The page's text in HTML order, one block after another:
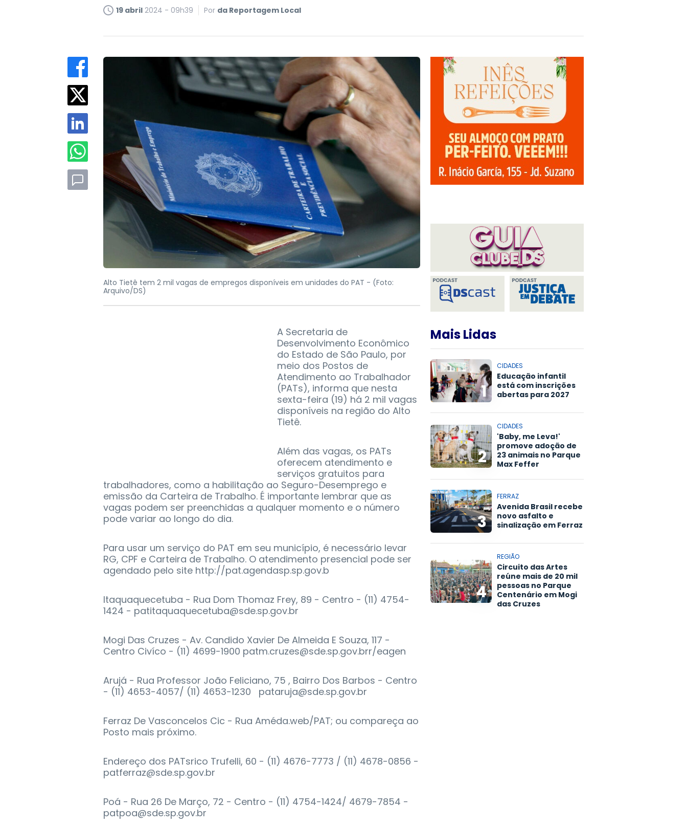
19 abril 2024 - 09h39 Por da Reportagem Local
Alto Tietê tem 2 mil vagas de empregos disponíveis em unidades do PAT - (Foto:
Arquivo/DS)
A Secretaria de
Desenvolvimento Econômico
do Estado de São Paulo, por
meio dos Postos de
Atendimento ao Trabalhador
(PATs), informa que nesta
sexta-feira (19) há 2 mil vagas
disponíveis na região do Alto
Tietê.
Além das vagas, os PATs
oferecem atendimento e
serviços gratuitos para
trabalhadores, como a habilitação ao Seguro-Desemprego e
emissão da Carteira de Trabalho. É importante lembrar que as
vagas podem ser preenchidas a qualquer momento e o número
pode variar ao longo do dia.
Para usar um serviço do PAT em seu município, é necessário levar
RG, CPF e Carteira de Trabalho. O atendimento presencial pode ser
agendado pelo site http://pat.agendasp.sp.gov.b
Itaquaquecetuba - Rua Dom Thomaz Frey, 89 - Centro - (11) 4754-
1424 - patitaquaquecetuba@sde.sp.gov.br
Mogi Das Cruzes - Av. Candido Xavier De Almeida E Souza, 117 -
Centro Civíco - (11) 4699-1900 patm.cruzes@sde.sp.gov.brr/eagen
Arujá - Rua Professor João Feliciano, 75 , Bairro Dos Barbos - Centro
- (11) 4653-4057/ (11) 4653-1230 pataruja@sde.sp.gov.br
Ferraz De Vasconcelos Cic - Rua Améda.web/PAT; ou compareça ao
Posto mais próximo.
Endereço dos PATsrico Trufelli, 60 - (11) 4676-7773 / (11) 4678-0856 -
patferraz@sde.sp.gov.br
Poá - Rua 26 De Março, 72 - Centro - (11) 4754-1424/ 4679-7854 -
patpoa@sde.sp.gov.br
Mais Lidas
1
CIDADES
Educação infantil
está com inscrições
abertas para 2027
2
CIDADES
'Baby, me Leva!'
promove adoção de
23 animais no Parque
Max Feffer
3
FERRAZ
Avenida Brasil recebe
novo asfalto e
sinalização em Ferraz
4
REGIÃO
Circuito das Artes
reúne mais de 20 mil
pessoas no Parque
Centenário em Mogi
das Cruzes